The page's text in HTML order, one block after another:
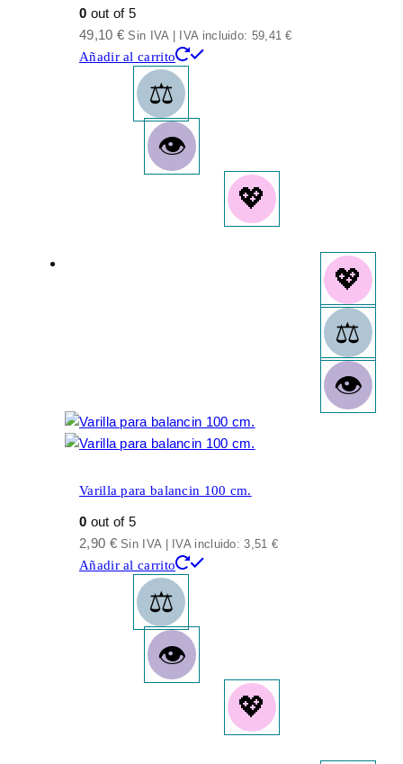
0 out of 5
49,10 € Sin IVA | IVA incluido: 59,41€
Añadir al carrito
Varilla para balancin 100 cm.
0 out of 5
2,90 € Sin IVA | IVA incluido:3,51 €
Añadir al carrito